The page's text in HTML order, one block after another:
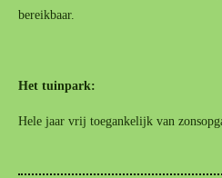
bereikbaar.
Het tuinpark:
Hele jaar vrij toegankelijk van